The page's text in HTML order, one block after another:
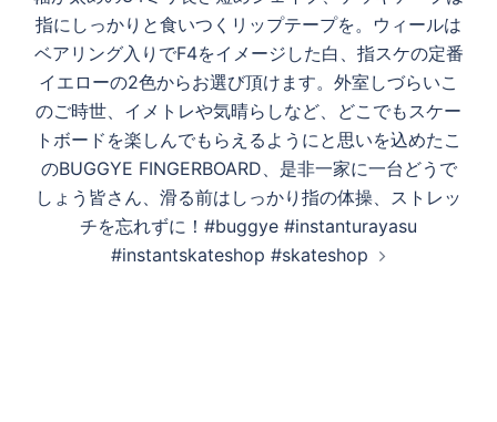
指にしっかりと食いつくリップテープを。ウィールは
ベアリング入りでF4をイメージした白、指スケの定番
イエローの2色からお選び頂けます。外室しづらいこ
のご時世、イメトレや気晴らしなど、どこでもスケー
トボードを楽しんでもらえるようにと思いを込めたこ
のBUGGYE FINGERBOARD、是非一家に一台どうで
しょう皆さん、滑る前はしっかり指の体操、ストレッ
チを忘れずに！#buggye #instanturayasu
#instantskateshop #skateshop